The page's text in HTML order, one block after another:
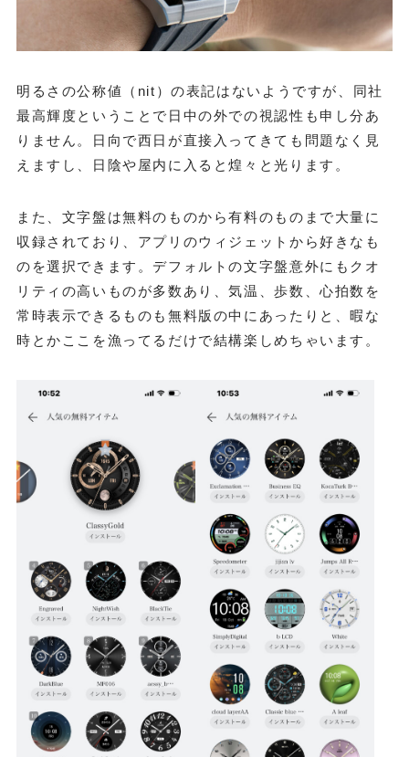
明るさの公称値（nit）の表記はないようですが、同社
最高輝度ということで日中の外での視認性も申し分あ
りません。日向で西日が直接入ってきても問題なく見
えますし、日陰や屋内に入ると煌々と光ります。
また、文字盤は無料のものから有料のものまで大量に
収録されており、アプリのウィジェットから好きなも
のを選択できます。デフォルトの文字盤意外にもクオ
リティの高いものが多数あり、気温、歩数、心拍数を
常時表示できるものも無料版の中にあったりと、暇な
時とかここを漁ってるだけで結構楽しめちゃいます。